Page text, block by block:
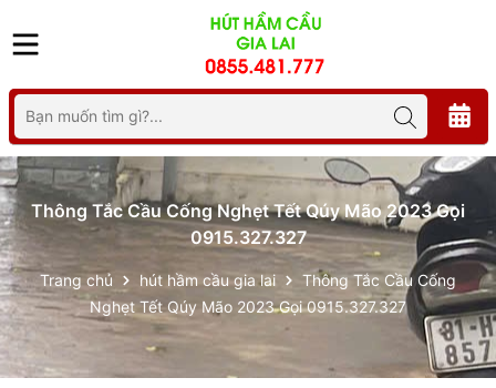
Thông Tắc Cầu Cống Nghẹt Tết Qúy Mão 2023 Gọi
0915.327.327
Trang chủ hút hầm cầu gia lai
Thông Tắc Cầu Cống
Nghẹt Tết Qúy Mão 2023 Gọi 0915.327.327